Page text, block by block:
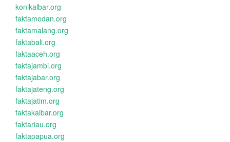
konikalbar.org
faktamedan.org
faktamalang.org
faktabali.org
faktaaceh.org
faktajambi.org
faktajabar.org
faktajateng.org
faktajatim.org
faktakalbar.org
faktariau.org
faktapapua.org